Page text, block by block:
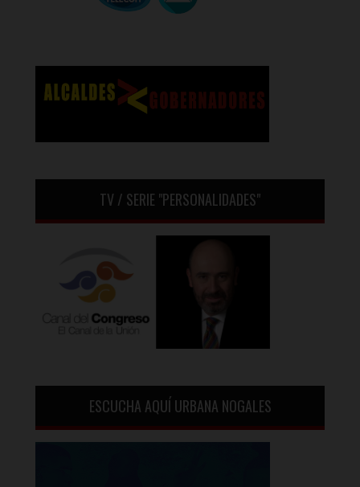
TV / SERIE "PERSONALIDADES"
ESCUCHA AQUÍ URBANA NOGALES